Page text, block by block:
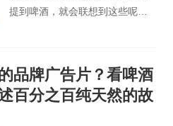
提到啤酒，就会联想到这些呢？
佛都变成了买啤酒的套路，但是
仅仅只有在这些充满开心和欢乐
的地方才需要啤酒吗？
品牌广告片？看啤酒
百分之百纯天然的故